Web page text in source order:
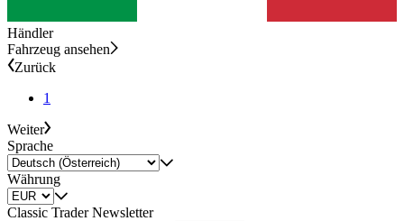
Händler
Fahrzeug ansehen
Zurück
1
Weiter
Sprache
Währung
Classic Trader Newsletter